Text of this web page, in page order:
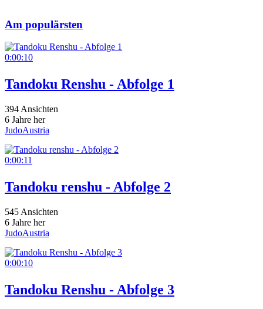
Am populärsten
0:00:10
Tandoku Renshu - Abfolge 1
394 Ansichten
6 Jahre her
JudoAustria
0:00:11
Tandoku renshu - Abfolge 2
545 Ansichten
6 Jahre her
JudoAustria
0:00:10
Tandoku Renshu - Abfolge 3